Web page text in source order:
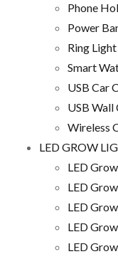
Phone
Power
Ring
Smart
USB Car
USB Wall
Wireless
LED GROW
LED
LED
LED
LED
LED